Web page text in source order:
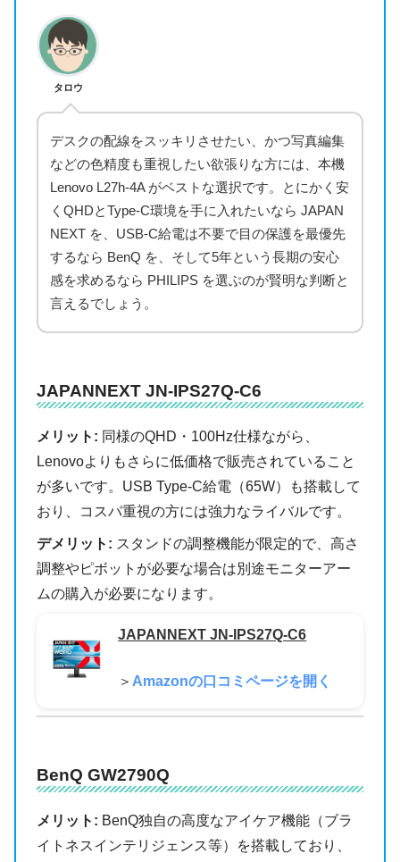
タロウ
デスクの配線をスッキリさせたい、かつ写真編集
などの色精度も重視したい欲張りな方には、本機
Lenovo L27h-4A がベストな選択です。とにかく安
くQHDとType-C環境を手に入れたいなら JAPAN
NEXT を、USB-C給電は不要で目の保護を最優先
するなら BenQ を、そして5年という長期の安心
感を求めるなら PHILIPS を選ぶのが賢明な判断と
言えるでしょう。
JAPANNEXT JN-IPS27Q-C6
メリット: 同様のQHD・100Hz仕様ながら、
Lenovoよりもさらに低価格で販売されていること
が多いです。USB Type-C給電（65W）も搭載して
おり、コスパ重視の方には強力なライバルです。
デメリット: スタンドの調整機能が限定的で、高さ
調整やピボットが必要な場合は別途モニターアー
ムの購入が必要になります。
JAPANNEXT JN-IPS27Q-C6
＞ Amazonの口コミページを開く
BenQ GW2790Q
メリット: BenQ独自の高度なアイケア機能（ブラ
イトネスインテリジェンス等）を搭載しており、